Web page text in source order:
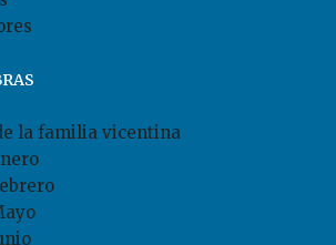
la familia vicentina